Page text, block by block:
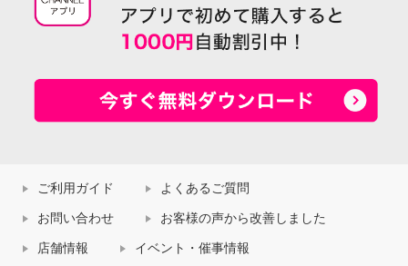
ご利用ガイド よくあるご質問
お問い合わせ お客様の声から改善しました
店舗情報 イベント・催事情報